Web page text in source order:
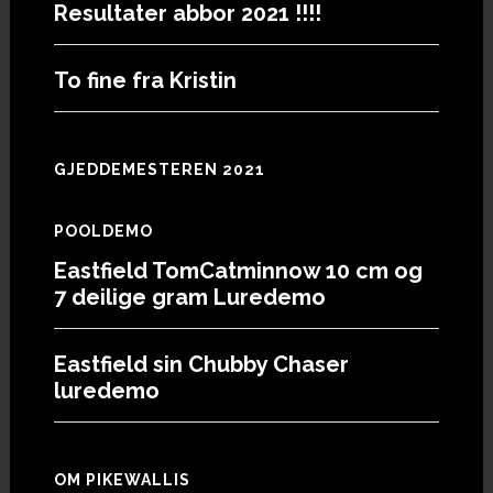
Resultater abbor 2021 !!!!
To fine fra Kristin
GJEDDEMESTEREN 2021
POOLDEMO
Eastfield TomCatminnow 10 cm og
7 deilige gram Luredemo
Eastfield sin Chubby Chaser
luredemo
OM PIKEWALLIS